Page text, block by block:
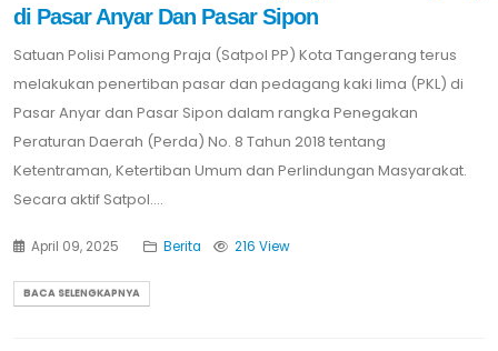
di Pasar Anyar Dan Pasar Sipon
Satuan Polisi Pamong Praja (Satpol PP) Kota Tangerang terus
melakukan penertiban pasar dan pedagang kaki lima (PKL) di
Pasar Anyar dan Pasar Sipon dalam rangka Penegakan
Peraturan Daerah (Perda) No. 8 Tahun 2018 tentang
Ketentraman, Ketertiban Umum dan Perlindungan Masyarakat.
Secara aktif Satpol....
April 09, 2025 Berita 216 View
BACA SELENGKAPNYA